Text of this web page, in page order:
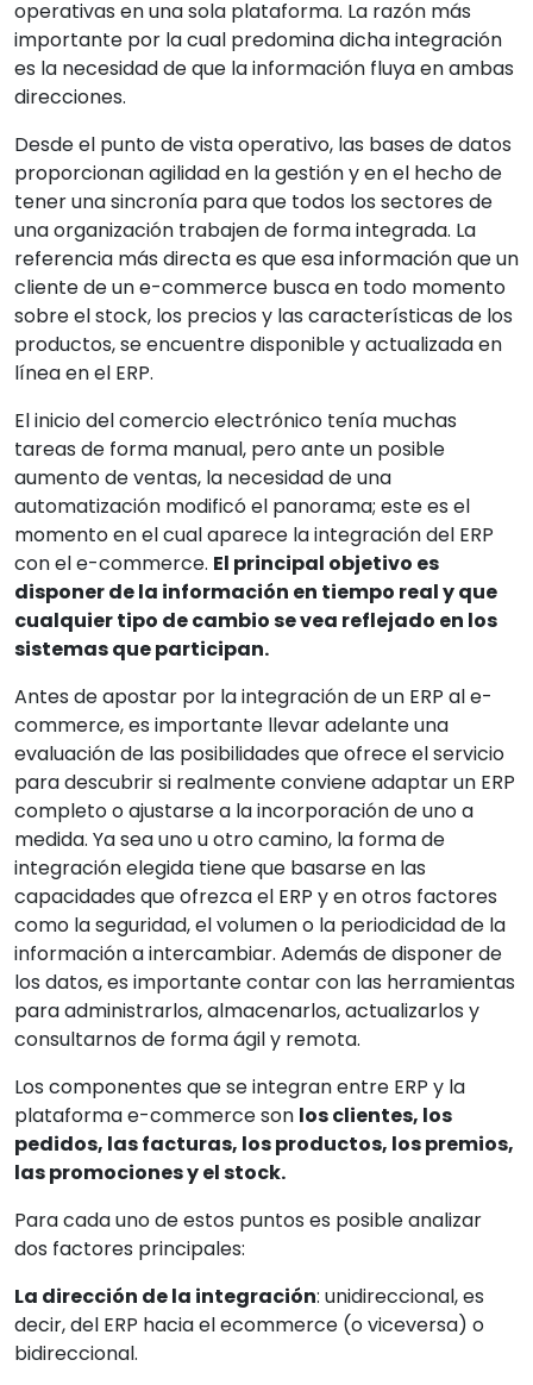
operativas en una sola plataforma. La razón más
importante por la cual predomina dicha integración
es la necesidad de que la información fluya en ambas
direcciones.
Desde el punto de vista operativo, las bases de datos
proporcionan agilidad en la gestión y en el hecho de
tener una sincronía para que todos los sectores de
una organización trabajen de forma integrada. La
referencia más directa es que esa información que un
cliente de un e-commerce busca en todo momento
sobre el stock, los precios y las características de los
productos, se encuentre disponible y actualizada en
línea en el ERP.
El inicio del comercio electrónico tenía muchas
tareas de forma manual, pero ante un posible
aumento de ventas, la necesidad de una
automatización modificó el panorama; este es el
momento en el cual aparece la integración del ERP
con el e-commerce. El principal objetivo es
disponer de la información en tiempo real y que
cualquier tipo de cambio se vea reflejado en los
sistemas que participan.
Antes de apostar por la integración de un ERP al e-
commerce, es importante llevar adelante una
evaluación de las posibilidades que ofrece el servicio
para descubrir si realmente conviene adaptar un ERP
completo o ajustarse a la incorporación de uno a
medida. Ya sea uno u otro camino, la forma de
integración elegida tiene que basarse en las
capacidades que ofrezca el ERP y en otros factores
como la seguridad, el volumen o la periodicidad de la
información a intercambiar. Además de disponer de
los datos, es importante contar con las herramientas
para administrarlos, almacenarlos, actualizarlos y
consultarnos de forma ágil y remota.
Los componentes que se integran entre ERP y la
plataforma e-commerce son los clientes, los
pedidos, las facturas, los productos, los premios,
las promociones y el stock.
Para cada uno de estos puntos es posible analizar
dos factores principales:
La dirección de la integración: unidireccional, es
decir, del ERP hacia el ecommerce (o viceversa) o
bidireccional.